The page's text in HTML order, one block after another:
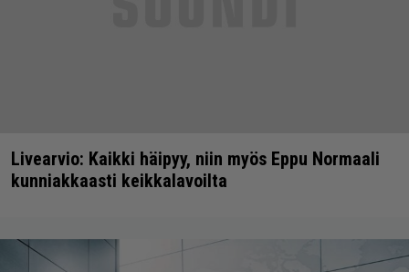
Livearvio: Kaikki häipyy, niin myös Eppu Normaali
kunniakkaasti keikkalavoilta